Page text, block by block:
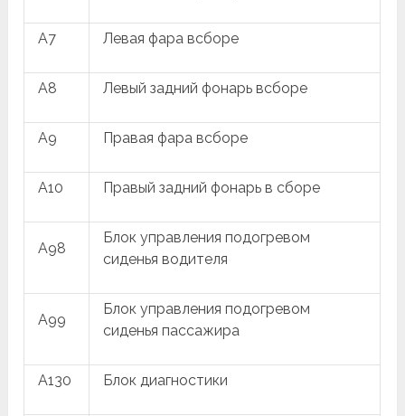
A7 Левая фара всборе
A8 Левый задний фонарь всборе
A9 Правая фара всборе
A10 Правый задний фонарь в сборе
A98
Блок управления подогревом
сиденья водителя
A99
Блок управления подогревом
сиденья пассажира
A130 Блок диагностики